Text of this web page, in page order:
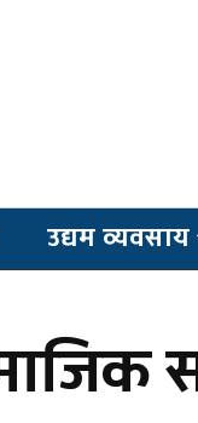
उद्यम व्यवसाय